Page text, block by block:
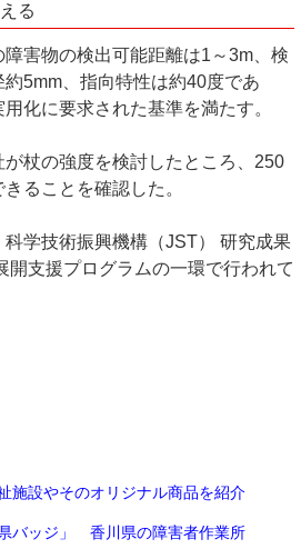
る
障害物の検出可能距離は1～3m、検
5mm、指向特性は約40度であ
化に要求された基準を満たす。
が杖の強度を検討したところ、250
ることを確認した。
学技術振興機構（JST） 研究成果
開支援プログラムの一環で行われて
施設やそのオリジナル商品を紹介
バッジ」 香川県の障害者作業所